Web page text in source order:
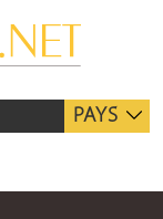
PAYS